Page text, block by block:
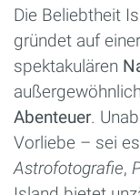
Die Beliebtheit
gründet auf
spektakulären
Abenteuer.
Vorliebe – sei es
Astrofotografie,